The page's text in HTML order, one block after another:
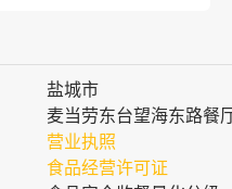
盐城市
麦当劳东台望海东路餐
营业执照
食品经营许可证